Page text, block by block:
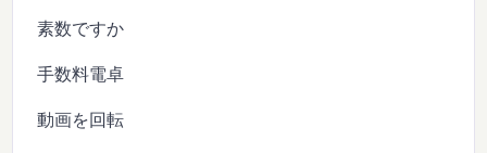
素数ですか
手数料電卓
動画を回転